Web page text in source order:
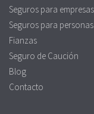
Seguros para empresas
Seguros para personas
Fianzas
Seguro de Caución
Blog
Contacto